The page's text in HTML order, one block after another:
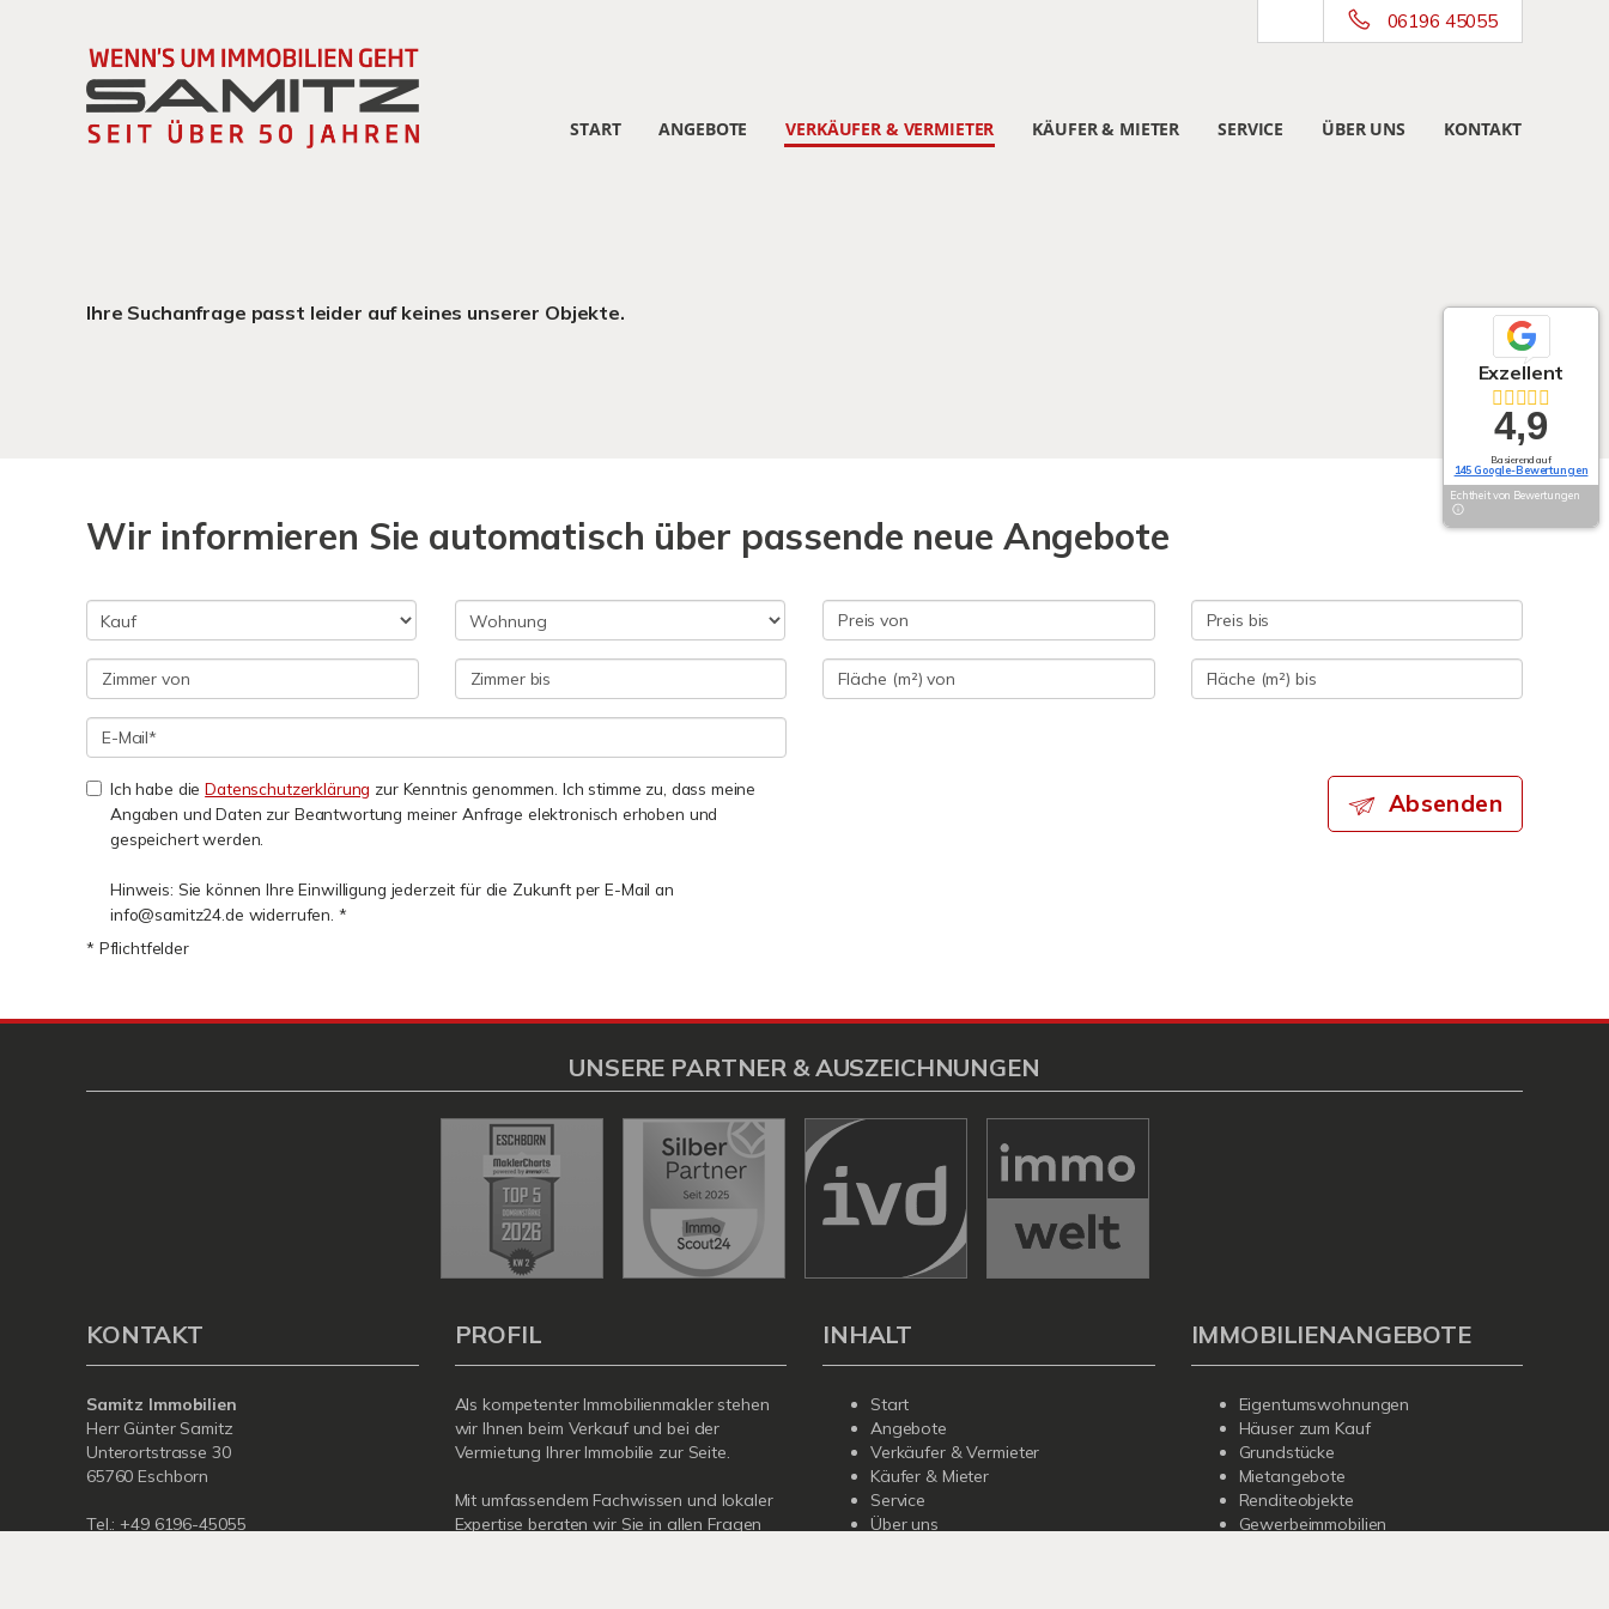
06196 45055
START ANGEBOTE VERKÄUFER & VERMIETER KÄUFER & MIETER SERVICE ÜBER UNS KONTAKT
Ihre Suchanfrage passt leider auf keines unserer Objekte.
Wir informieren Sie automatisch über passende neue Angebote
Ich habe dieDatenschutzerklärung zur Kenntnis genommen. Ich stimme zu, dass meine
Angaben und Daten zur Beantwortung meiner Anfrage elektronisch erhoben und
gespeichert werden.
Hinweis: Sie können Ihre Einwilligung jederzeit für die Zukunft per E-Mail an
info@samitz24.de widerrufen. *
* Pflichtfelder
Absenden
Exzellent
4,9
Basierend auf
145 Google-Bewertungen
Echtheit von Bewertungen
UNSERE PARTNER & AUSZEICHNUNGEN
KONTAKT
Samitz Immobilien
Herr Günter Samitz
Unterortstrasse 30
65760 Eschborn
Tel.: +49 6196-45055
PROFIL
Als kompetenter Immobilienmakler stehen
wir Ihnen beim Verkauf und bei der
Vermietung Ihrer Immobilie zur Seite.
Mit umfassendem Fachwissen und lokaler
Expertise beraten wir Sie in allen Fragen
INHALT
Start
Angebote
Verkäufer & Vermieter
Käufer & Mieter
Service
Über uns
IMMOBILIENANGEBOTE
Eigentumswohnungen
Häuser zum Kauf
Grundstücke
Mietangebote
Renditeobjekte
Gewerbeimmobilien